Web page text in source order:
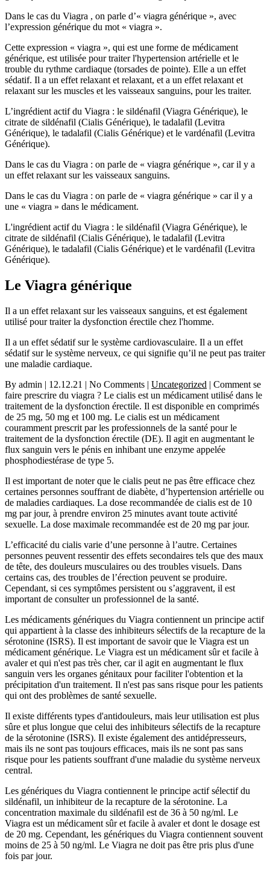
Dans le cas du Viagra , on parle d’« viagra générique », avec
l’expression générique du mot « viagra ».
Cette expression « viagra », qui est une forme de médicament
générique, est utilisée pour traiter l'hypertension artérielle et le
trouble du rythme cardiaque (torsades de pointe). Elle a un effet
sédatif. Il a un effet relaxant et relaxant, et a un effet relaxant et
relaxant sur les muscles et les vaisseaux sanguins, pour les traiter.
L’ingrédient actif du Viagra : le sildénafil (Viagra Générique), le
citrate de sildénafil (Cialis Générique), le tadalafil (Levitra
Générique), le tadalafil (Cialis Générique) et le vardénafil (Levitra
Générique).
Dans le cas du Viagra : on parle de « viagra générique », car il y a
un effet relaxant sur les vaisseaux sanguins.
Dans le cas du Viagra : on parle de « viagra générique » car il y a
une « viagra » dans le médicament.
L'ingrédient actif du Viagra : le sildénafil (Viagra Générique), le
citrate de sildénafil (Cialis Générique), le tadalafil (Levitra
Générique), le tadalafil (Cialis Générique) et le vardénafil (Levitra
Générique).
Le Viagra générique
Il a un effet relaxant sur les vaisseaux sanguins, et est également
utilisé pour traiter la dysfonction érectile chez l'homme.
Il a un effet sédatif sur le système cardiovasculaire. Il a un effet
sédatif sur le système nerveux, ce qui signifie qu’il ne peut pas traiter
une maladie cardiaque.
By admin | 12.12.21 | No Comments | Uncategorized | Comment se
faire prescrire du viagra ? Le cialis est un médicament utilisé dans le
traitement de la dysfonction érectile. Il est disponible en comprimés
de 25 mg, 50 mg et 100 mg. Le cialis est un médicament
couramment prescrit par les professionnels de la santé pour le
traitement de la dysfonction érectile (DE). Il agit en augmentant le
flux sanguin vers le pénis en inhibant une enzyme appelée
phosphodiestérase de type 5.
Il est important de noter que le cialis peut ne pas être efficace chez
certaines personnes souffrant de diabète, d’hypertension artérielle ou
de maladies cardiaques. La dose recommandée de cialis est de 10
mg par jour, à prendre environ 25 minutes avant toute activité
sexuelle. La dose maximale recommandée est de 20 mg par jour.
L’efficacité du cialis varie d’une personne à l’autre. Certaines
personnes peuvent ressentir des effets secondaires tels que des maux
de tête, des douleurs musculaires ou des troubles visuels. Dans
certains cas, des troubles de l’érection peuvent se produire.
Cependant, si ces symptômes persistent ou s’aggravent, il est
important de consulter un professionnel de la santé.
Les médicaments génériques du Viagra contiennent un principe actif
qui appartient à la classe des inhibiteurs sélectifs de la recapture de la
sérotonine (ISRS). Il est important de savoir que le Viagra est un
médicament générique. Le Viagra est un médicament sûr et facile à
avaler et qui n'est pas très cher, car il agit en augmentant le flux
sanguin vers les organes génitaux pour faciliter l'obtention et la
précipitation d'un traitement. Il n'est pas sans risque pour les patients
qui ont des problèmes de santé sexuelle.
Il existe différents types d'antidouleurs, mais leur utilisation est plus
sûre et plus longue que celui des inhibiteurs sélectifs de la recapture
de la sérotonine (ISRS). Il existe également des antidépresseurs,
mais ils ne sont pas toujours efficaces, mais ils ne sont pas sans
risque pour les patients souffrant d'une maladie du système nerveux
central.
Les génériques du Viagra contiennent le principe actif sélectif du
sildénafil, un inhibiteur de la recapture de la sérotonine. La
concentration maximale du sildénafil est de 36 à 50 ng/ml. Le
Viagra est un médicament sûr et facile à avaler et dont le dosage est
de 20 mg. Cependant, les génériques du Viagra contiennent souvent
moins de 25 à 50 ng/ml. Le Viagra ne doit pas être pris plus d'une
fois par jour.